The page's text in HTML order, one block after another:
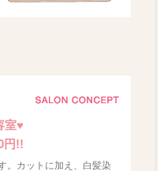
室♥
円!!
。カットに加え、白髪染